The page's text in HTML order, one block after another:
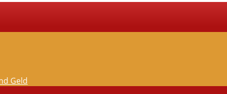
Geld